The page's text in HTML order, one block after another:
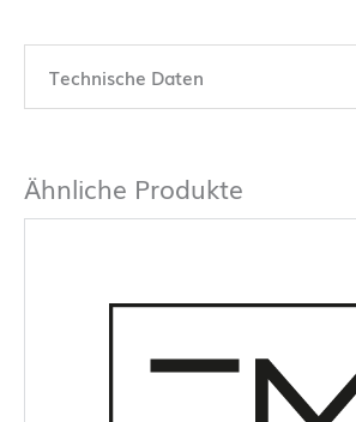
Technische Daten
Ähnliche Produkte